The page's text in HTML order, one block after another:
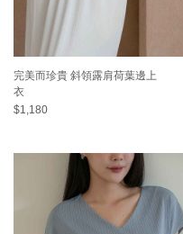
完美而珍貴 斜領露肩荷葉邊上
衣
$1,180